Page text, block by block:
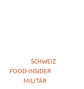
SCHWEIZ
FOOD-INSIDER
MILITÄR